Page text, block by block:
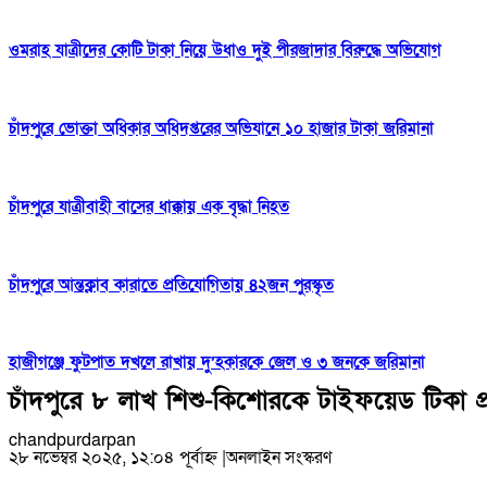
ওমরাহ যাত্রীদের কোটি টাকা নিয়ে উধাও দুই পীরজাদার বিরুদ্ধে অভিযোগ
চাঁদপুরে ভোক্তা অধিকার অধিদপ্তরের অভিযানে ১০ হাজার টাকা জরিমানা
চাঁদপুরে যাত্রীবাহী বাসের ধাক্কায় এক বৃদ্ধা নিহত
চাঁদপুরে আন্তক্লাব কারাতে প্রতিযোগিতায় ৪২জন পুরস্কৃত
হাজীগঞ্জে ফুটপাত দখলে রাখায় দু’হকারকে জেল ও ৩ জনকে জরিমানা
চাঁদপুরে ৮ লাখ শিশু-কিশোরকে টাইফয়েড টিকা
chandpurdarpan
২৮ নভেম্বর ২০২৫, ১২:০৪ পূর্বাহ্ন|অনলাইন সংস্করণ